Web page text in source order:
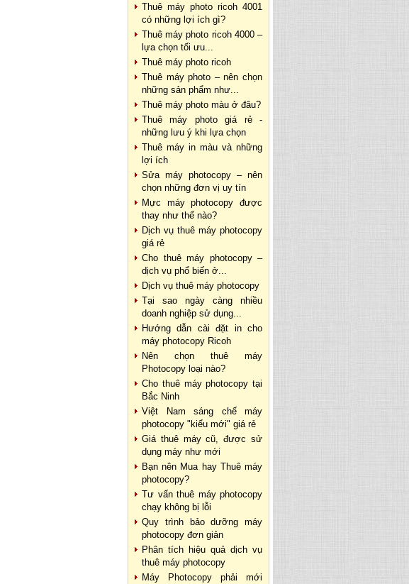
Thuê máy photo ricoh 4001
có những lợi ích gì?
Thuê máy photo ricoh 4000 –
lựa chọn tối ưu...
Thuê máy photo ricoh
Thuê máy photo – nên chọn
những sản phẩm như...
Thuê máy photo màu ở đâu?
Thuê máy photo giá rẻ -
những lưu ý khi lựa chọn
Thuê máy in màu và những
lợi ích
Sửa máy photocopy – nên
chọn những đơn vị uy tín
Mực máy photocopy được
thay như thế nào?
Dịch vụ thuê máy photocopy
giá rẻ
Cho thuê máy photocopy –
dịch vụ phổ biến ở...
Dịch vụ thuê máy photocopy
Tại sao ngày càng nhiều
doanh nghiệp sử dụng...
Hướng dẫn cài đặt in cho
máy photocopy Ricoh
Nên chọn thuê máy
Photocopy loại nào?
Cho thuê máy photocopy tại
Bắc Ninh
Việt Nam sáng chế máy
photocopy "kiểu mới" giá rẻ
Giá thuê máy cũ, được sử
dụng máy như mới
Bạn nên Mua hay Thuê máy
photocopy?
Tư vấn thuê máy photocopy
chạy không bị lỗi
Quy trình bảo dưỡng máy
photocopy đơn giản
Phân tích hiệu quả dịch vụ
thuê máy photocopy
Máy Photocopy phải mới